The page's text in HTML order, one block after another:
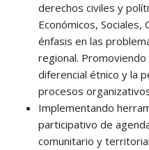
derechos civiles y
Económicos, Sociales,
énfasis en las
regional.
diferencial étnico y la
procesos
Implementando
participativo de
comunitario y